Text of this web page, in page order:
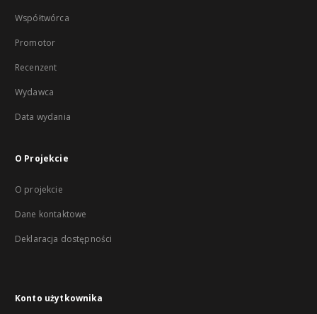
Współtwórca
Promotor
Recenzent
Wydawca
Data wydania
O Projekcie
O projekcie
Dane kontaktowe
Deklaracja dostępności
Konto użytkownika